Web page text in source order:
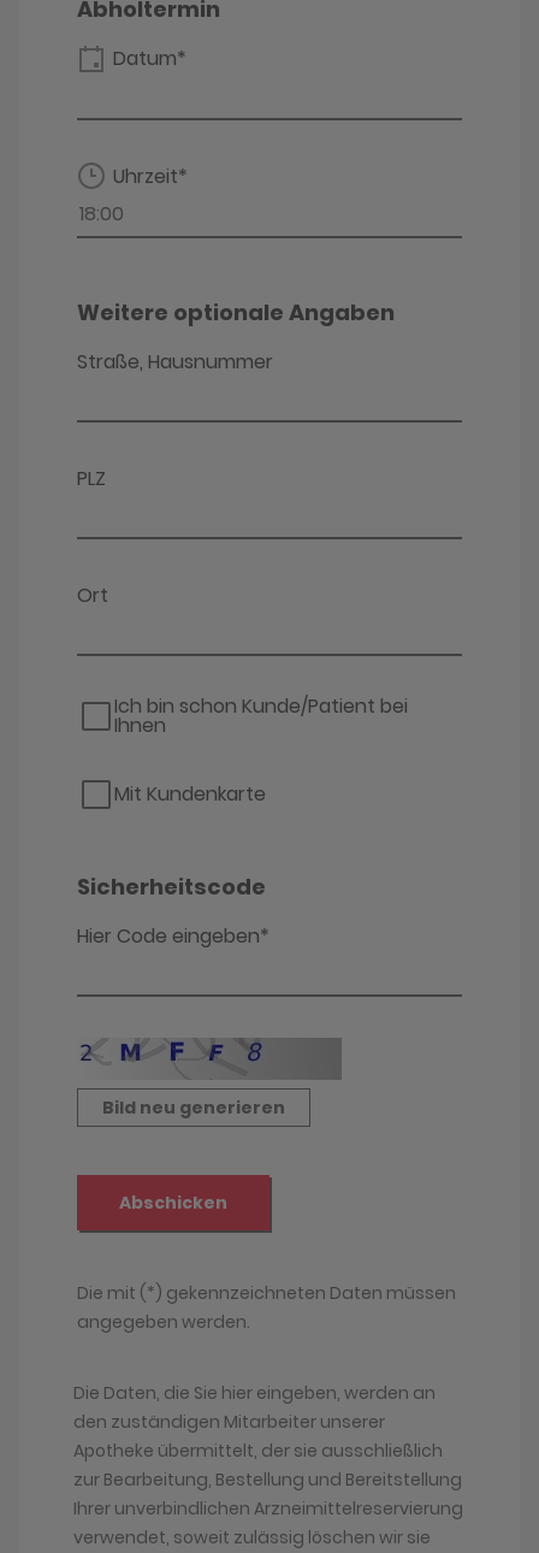
Die Daten, die Sie hier eingeben, werden an
den zuständigen Mitarbeiter unserer
Apotheke übermittelt, der sie ausschließlich
zur Bearbeitung, Bestellung und Bereitstellung
Ihrer unverbindlichen Arzneimittelreservierung
verwendet, soweit zulässig löschen wir sie